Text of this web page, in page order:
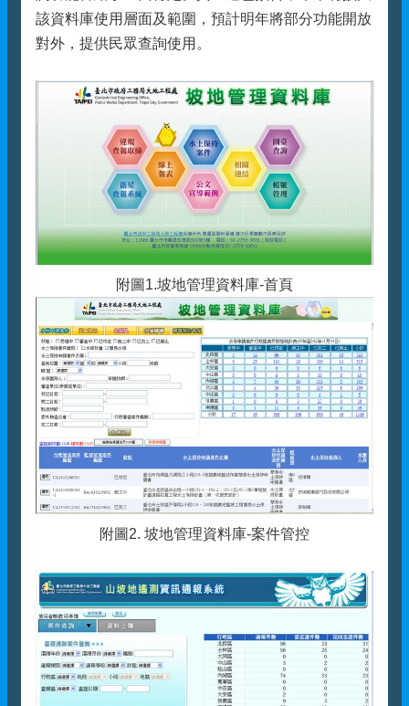
該資料庫使用層面及範圍，預計明年將部分功能開放
對外，提供民眾查詢使用。
附圖1.坡地管理資料庫-首頁
附圖2. 坡地管理資料庫-案件管控